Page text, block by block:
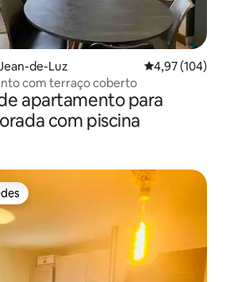
de-Luz 4,97 de uma
4,97 (104)
com terraço coberto
apartamento para
com piscina